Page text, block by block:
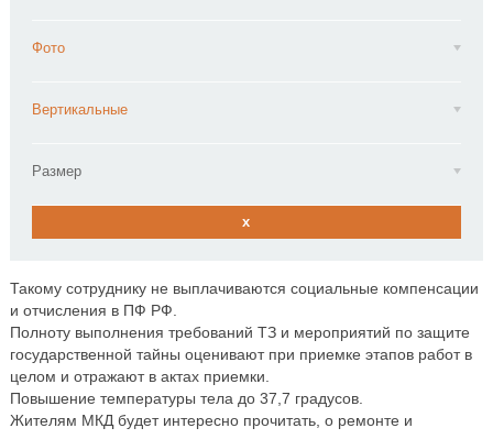
Фото
Вертикальные
Размер
x
Такому сотруднику не выплачиваются социальные компенсации
и отчисления в ПФ РФ.
Полноту выполнения требований ТЗ и мероприятий по защите
государственной тайны оценивают при приемке этапов работ в
целом и отражают в актах приемки.
Повышение температуры тела до 37,7 градусов.
Жителям МКД будет интересно прочитать, о ремонте и